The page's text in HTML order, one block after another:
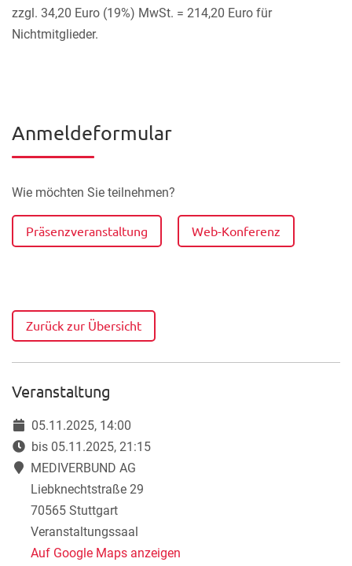
zzgl. 34,20 Euro (19%) MwSt. = 214,20 Euro für
Nichtmitglieder.
Anmeldeformular
Wie möchten Sie teilnehmen?
Präsenzveranstaltung Web-Konferenz
Zurück zur Übersicht
Veranstaltung
05.11.2025, 14:00
bis 05.11.2025, 21:15
MEDIVERBUND AG
Liebknechtstraße 29
70565 Stuttgart
Veranstaltungssaal
Auf Google Maps anzeigen